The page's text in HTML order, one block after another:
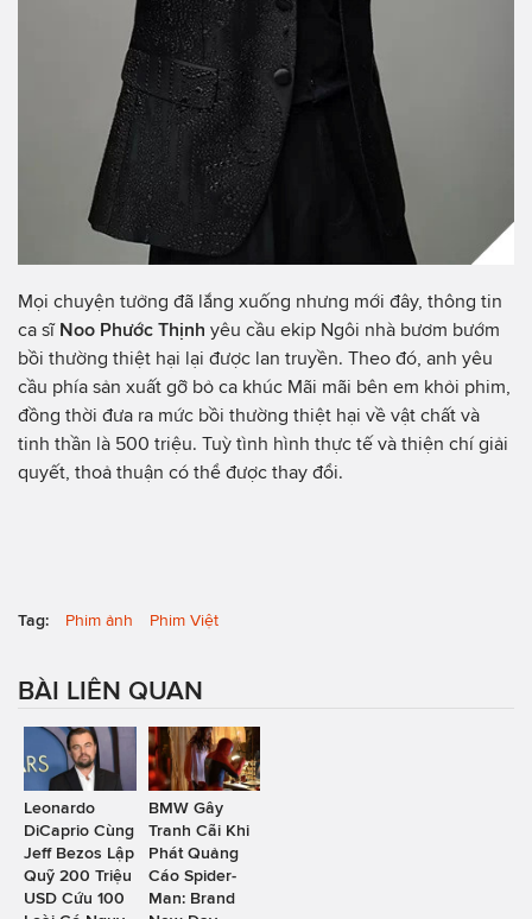
Mọi chuyện tưởng đã lắng xuống nhưng mới đây, thông tin
ca sĩ Noo Phước Thịnh yêu cầu ekip Ngôi nhà bươm bướm
bồi thường thiệt hại lại được lan truyền. Theo đó, anh yêu
cầu phía sản xuất gỡ bỏ ca khúc Mãi mãi bên em khỏi phim,
đồng thời đưa ra mức bồi thường thiệt hại về vật chất và
tinh thần là 500 triệu. Tuỳ tình hình thực tế và thiện chí giải
quyết, thoả thuận có thể được thay đổi.
Tag: Phim ảnh Phim Việt
BÀI LIÊN QUAN
Leonardo
DiCaprio Cùng
Jeff Bezos Lập
Quỹ 200 Triệu
USD Cứu 100
BMW Gây
Tranh Cãi Khi
Phát Quảng
Cáo Spider-
Man: Brand